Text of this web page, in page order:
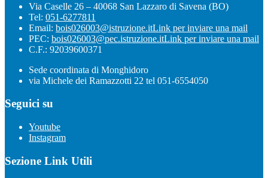
Via Caselle 26 – 40068 San Lazzaro di Savena (BO)
Tel: 051-6277811
Email: bois026003@istruzione.itLink per inviare una mail
PEC: bois026003@pec.istruzione.itLink per inviare una mail
C.F.: 92039600371
Sede coordinata di Monghidoro
via Michele dei Ramazzotti 22 tel 051-6554050
Seguici su
Youtube
Instagram
Sezione Link Utili